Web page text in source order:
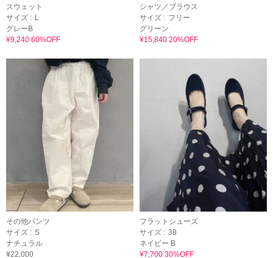
スウェット
サイズ : L
グレーB
¥9,240 60%OFF
シャツ／ブラウス
サイズ : フリー
グリーン
¥15,840 20%OFF
その他パンツ
サイズ : S
ナチュラル
¥22,000
フラットシューズ
サイズ : 38
ネイビー B
¥7,700 30%OFF